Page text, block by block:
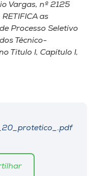
Vargas, nº 2125
as
Processo Seletivo
Técnico-
Titulo I, Capítulo I,